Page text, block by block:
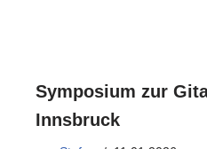
Symposium zur
Innsbruck